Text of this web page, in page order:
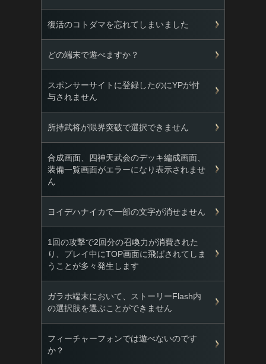
復活のコトダマを忘れてしまいました
どの端末で遊べますか？
スポンサーサイトに登録したのにYPが付
与されません
所持武将が限界突破で選択できません
合成画面、四神天武会のデッキ編成画面、
装備一覧画面がエラーになり表示されませ
ん
ヨイデハナイカで一部の文字が消せません
1回の攻撃で2回分の召喚力が消費された
り、プレイ中にTOP画面に飛ばされてしま
うことが多々発生します
ガラホ端末において、ストーリーFlash内
の選択肢を選ぶことができません
フィーチャーフォンでは遊べないのです
か？